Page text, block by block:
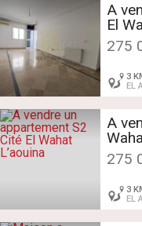
A
El
275
3
EL
A
275
3
EL